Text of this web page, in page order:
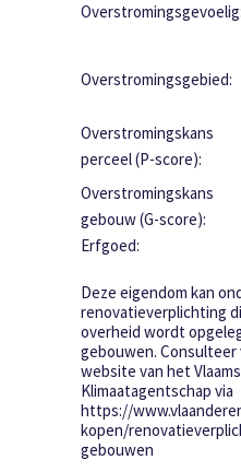
Overstromingsgevoelig:
Overstromingsgebied:
Overstromingskans
perceel (P-score):
Overstromingskans
gebouw (G-score):
Erfgoed:
Deze eigendom kan
renovatieverplichting
overheid wordt
gebouwen.
website van het
Klimaatagentschap via
https://
kopen/
gebouwen